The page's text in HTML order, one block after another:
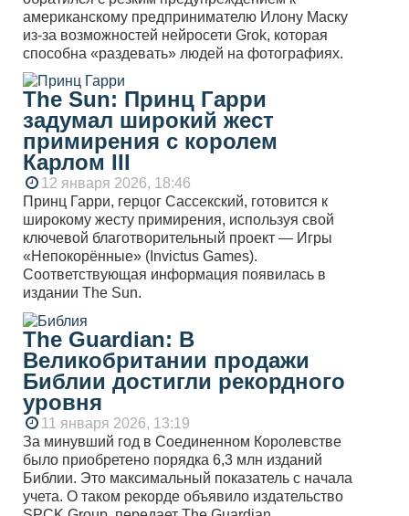
американскому предпринимателю Илону Маску
из-за возможностей нейросети Grok, которая
способна «раздевать» людей на фотографиях.
The Sun: Принц Гарри
задумал широкий жест
примирения с королем
Карлом III
12 января 2026, 18:46
Принц Гарри, герцог Сассекский, готовится к
широкому жесту примирения, используя свой
ключевой благотворительный проект — Игры
«Непокорённые» (Invictus Games).
Соответствующая информация появилась в
издании The Sun.
The Guardian: В
Великобритании продажи
Библии достигли рекордного
уровня
11 января 2026, 13:19
За минувший год в Соединенном Королевстве
было приобретено порядка 6,3 млн изданий
Библии. Это максимальный показатель с начала
учета. О таком рекорде объявило издательство